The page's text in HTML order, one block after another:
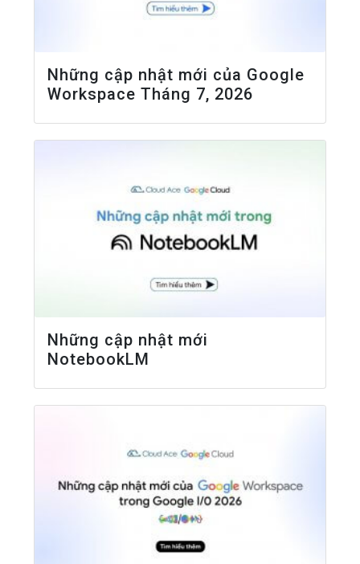
Những cập nhật mới của Google
Workspace Tháng 7, 2026
Những cập nhật mới
NotebookLM